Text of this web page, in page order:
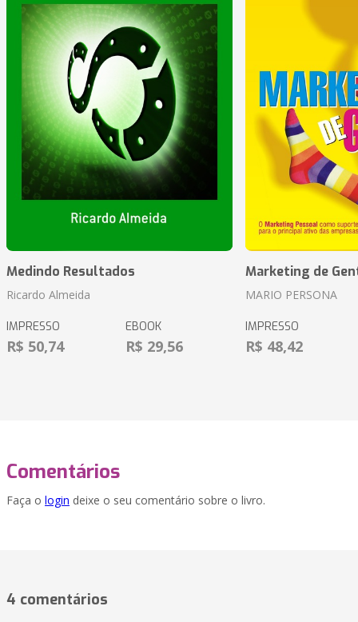
Medindo Resultados
Ricardo Almeida
IMPRESSO
R$ 50,74
EBOOK
R$ 29,56
Marketing de
MARIO PERSONA
IMPRESSO
R$ 48,42
Comentários
Faça o login deixe o seu comentário sobre o livro.
4 comentários